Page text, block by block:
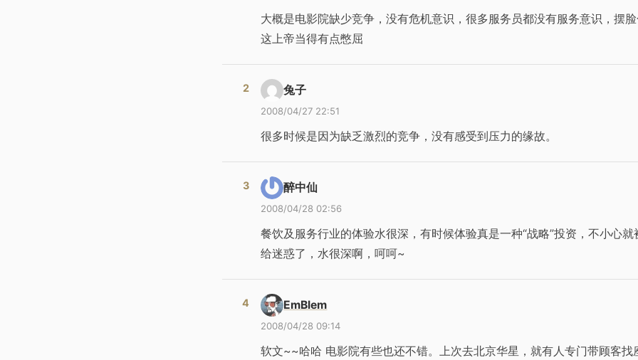
大概是电影院缺少竞争，没有危机意识，很多服务员都没有服务意识，摆
这上帝当得有点憋屈
兔子
2008/04/27 22:51
很多时候是因为缺乏激烈的竞争，没有感受到压力的缘故。
醉中仙
2008/04/28 02:56
餐饮及服务行业的体验水很深，有时候体验真是一种“战略”投资，不小心就
给迷惑了，水很深啊，呵呵~
EmBlem
2008/04/28 09:14
软文~~哈哈 电影院有些也还不错。上次去北京华星，就有人专门带顾客找